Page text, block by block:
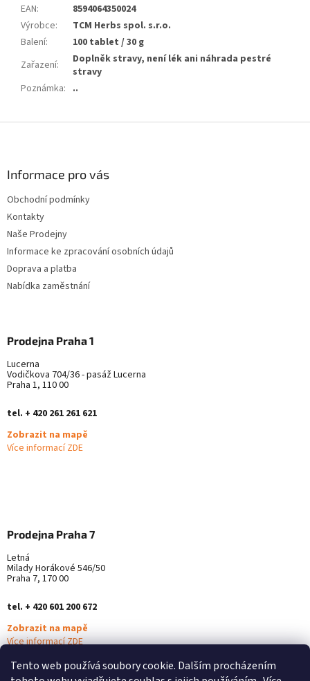
Tento web používá soubory cookie. Dalším procházením
EAN:
8594064350024
Výrobce:
TCM Herbs spol. s.r.o.
Balení:
100 tablet / 30 g
Zařazení:
Doplněk stravy, není lék ani náhrada pestré
stravy
Poznámka: ..
Informace pro vás
Obchodní podmínky
Kontakty
Naše Prodejny
Informace ke zpracování osobních údajů
Doprava a platba
Nabídka zaměstnání
Prodejna Praha 1
Lucerna
Vodičkova 704/36 - pasáž Lucerna
Praha 1, 110 00
tel. + 420 261 261 621
Zobrazit na mapě
Více informací ZDE
Prodejna Praha 7
Letná
Milady Horákové 546/50
Praha 7, 170 00
tel. + 420 601 200 672
Zobrazit na mapě
Více informací ZDE